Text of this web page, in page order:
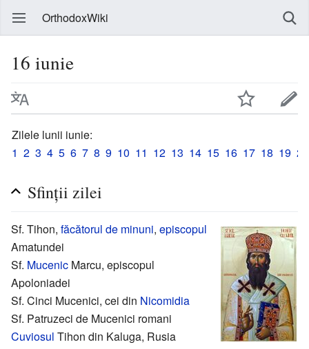
OrthodoxWiki
16 iunie
Zilele lunii iunie:
1 2 3 4 5 6 7 8 9 10 11 12 13 14 15 16 17 18 19 20
Sfinții zilei
Sf. Tihon, făcătorul de minuni, episcopul
Amatundei
Sf. Mucenic Marcu, episcopul
Apoloniadei
Sf. Cinci Mucenici, cei din Nicomidia
Sf. Patruzeci de Mucenici romani
Cuviosul Tihon din Kaluga, Rusia